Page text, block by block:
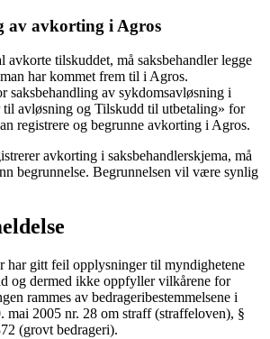
av avkorting i Agros
avkorte tilskuddet, må saksbehandler legge
har kommet frem til i Agros.
saksbehandling av sykdomsavløsning i
avløsning og Tilskudd til utbetaling» for
registrere og begrunne avkorting i Agros.
avkorting i saksbehandlerskjema, må
begrunnelse. Begrunnelsen vil være synlig
har gitt feil opplysninger til myndighetene
og dermed ikke oppfyller vilkårene for
rammes av bedrageribestemmelsene i
mai 2005 nr. 28 om straff (straffeloven), §
(grovt bedrageri).